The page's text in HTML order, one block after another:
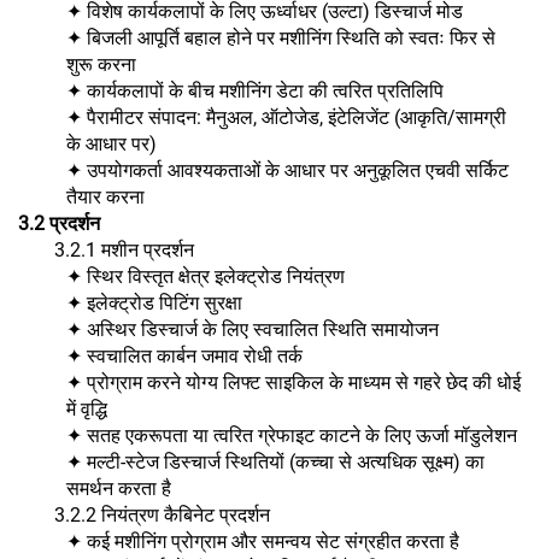
✦ विशेष कार्यकलापों के लिए ऊर्ध्वाधर (उल्टा) डिस्चार्ज मोड
✦ बिजली आपूर्ति बहाल होने पर मशीनिंग स्थिति को स्वतः फिर से
शुरू करना
✦ कार्यकलापों के बीच मशीनिंग डेटा की त्वरित प्रतिलिपि
✦ पैरामीटर संपादन: मैनुअल, ऑटोजेड, इंटेलिजेंट (आकृति/सामग्री
के आधार पर)
✦ उपयोगकर्ता आवश्यकताओं के आधार पर अनुकूलित एचवी सर्किट
तैयार करना
3.2 प्रदर्शन
3.2.1 मशीन प्रदर्शन
✦ स्थिर विस्तृत क्षेत्र इलेक्ट्रोड नियंत्रण
✦ इलेक्ट्रोड पिटिंग सुरक्षा
✦ अस्थिर डिस्चार्ज के लिए स्वचालित स्थिति समायोजन
✦ स्वचालित कार्बन जमाव रोधी तर्क
✦ प्रोग्राम करने योग्य लिफ्ट साइकिल के माध्यम से गहरे छेद की धोई
में वृद्धि
✦ सतह एकरूपता या त्वरित ग्रेफाइट काटने के लिए ऊर्जा मॉडुलेशन
✦ मल्टी-स्टेज डिस्चार्ज स्थितियों (कच्चा से अत्यधिक सूक्ष्म) का
समर्थन करता है
3.2.2 नियंत्रण कैबिनेट प्रदर्शन
✦ कई मशीनिंग प्रोग्राम और समन्वय सेट संग्रहीत करता है